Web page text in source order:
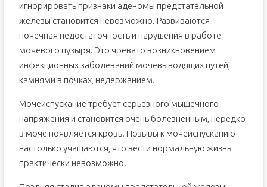
игнорировать признаки аденомы предстательной
железы становится невозможно. Развиваются
почечная недостаточность и нарушения в работе
мочевого пузыря. Это чревато возникновением
инфекционных заболеваний мочевыводящих путей,
камнями в почках, недержанием.
Мочеиспускание требует серьезного мышечного
напряжения и становится очень болезненным, нередко
в моче появляется кровь. Позывы к мочеиспусканию
настолько учащаются, что вести нормальную жизнь
практически невозможно.